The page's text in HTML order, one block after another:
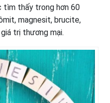
tìm thấy trong hơn 60
magnesit, brucite,
trị thương mại.